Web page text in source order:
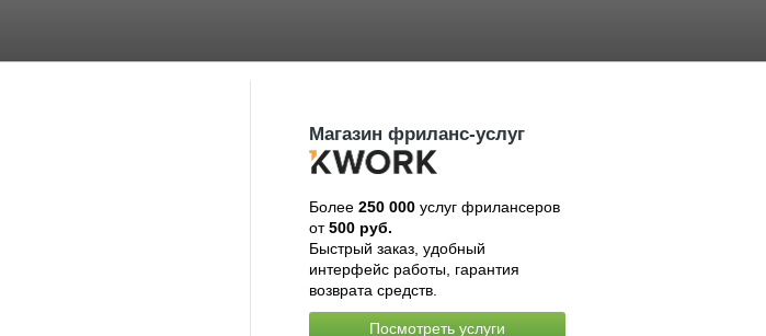
Магазин фриланс-услуг
Более 250 000услуг фрилансеров
от500 руб.
Быстрый заказ, удобный
интерфейс работы, гарантия
возврата средств.
Посмотреть услуги